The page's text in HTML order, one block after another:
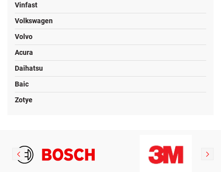
Vinfast
Volkswagen
Volvo
Acura
Daihatsu
Baic
Zotye